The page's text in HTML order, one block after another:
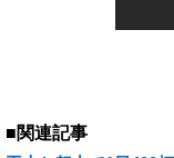
■関連記事